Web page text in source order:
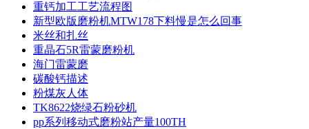
重钙加工工艺流程图
新型欧版磨粉机MTW178下料慢是怎么回事
米丝和扎丝
重晶石5R雷蒙磨粉机
海门雷蒙磨
碳酸钙描述
粉煤灰人体
TK8622烧绿石粉砂机
pp系列移动式磨粉站产量100TH